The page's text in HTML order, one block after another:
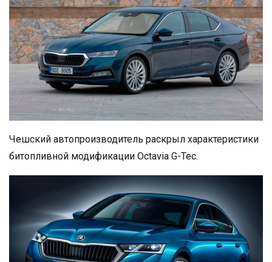
Чешский автопроизводитель раскрыл характеристики
битопливной модификации Octavia G-Tec.